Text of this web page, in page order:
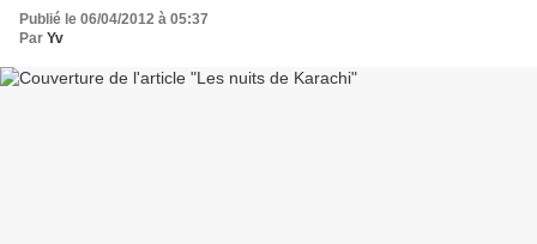
Publié le 06/04/2012 à 05:37
Par Yv